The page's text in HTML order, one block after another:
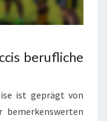
berufliche
ist geprägt von
bemerkenswerten